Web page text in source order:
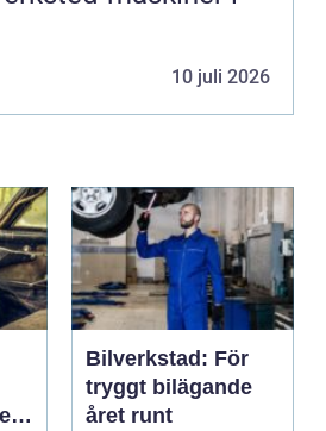
10 juli 2026
Bilverkstad: För
tryggt bilägande
året runt